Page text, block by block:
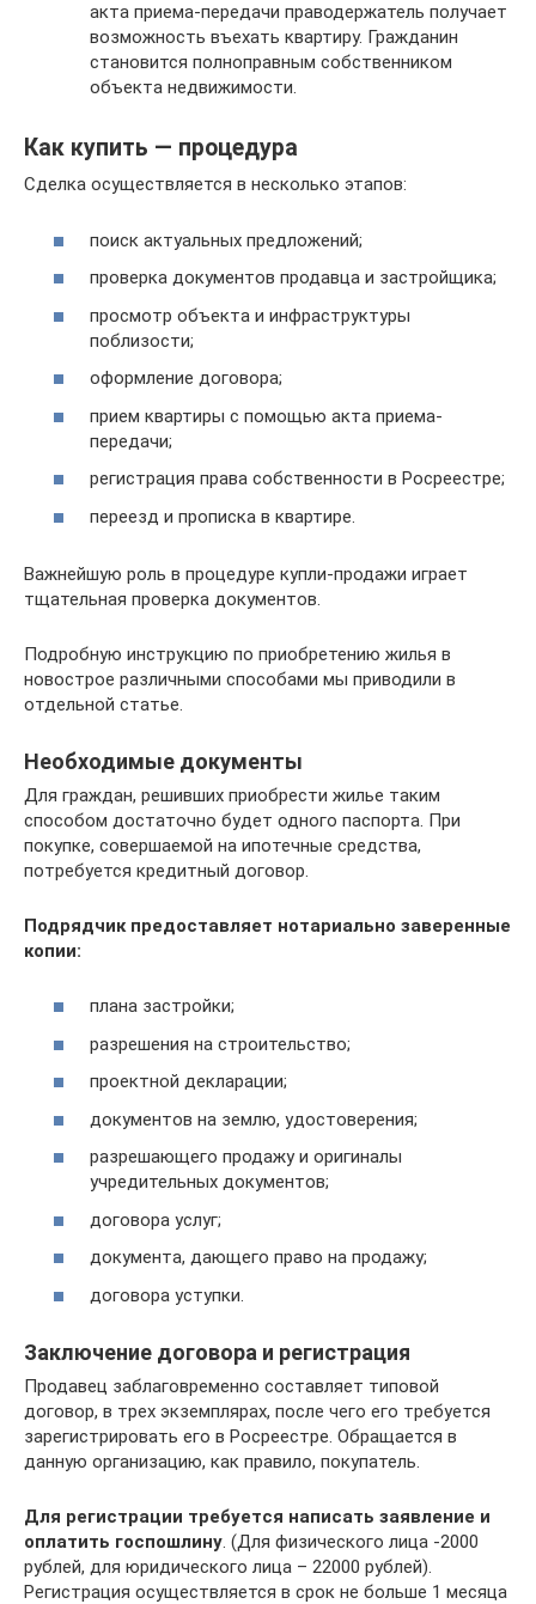
акта приема-передачи праводержатель получает
возможность въехать квартиру. Гражданин
становится полноправным собственником
объекта недвижимости.
Как купить — процедура
Сделка осуществляется в несколько этапов:
поиск актуальных предложений;
проверка документов продавца и застройщика;
просмотр объекта и инфраструктуры
поблизости;
оформление договора;
прием квартиры с помощью акта приема-
передачи;
регистрация права собственности в Росреестре;
переезд и прописка в квартире.
Важнейшую роль в процедуре купли-продажи играет
тщательная проверка документов.
Подробную инструкцию по приобретению жилья в
новострое различными способами мы приводили в
отдельной статье.
Необходимые документы
Для граждан, решивших приобрести жилье таким
способом достаточно будет одного паспорта. При
покупке, совершаемой на ипотечные средства,
потребуется кредитный договор.
Подрядчик предоставляет нотариально заверенные
копии:
плана застройки;
разрешения на строительство;
проектной декларации;
документов на землю, удостоверения;
разрешающего продажу и оригиналы
учредительных документов;
договора услуг;
документа, дающего право на продажу;
договора уступки.
Заключение договора и регистрация
Продавец заблаговременно составляет типовой
договор, в трех экземплярах, после чего его требуется
зарегистрировать его в Росреестре. Обращается в
данную организацию, как правило, покупатель.
Для регистрации требуется написать заявление и
оплатить госпошлину . (Для физического лица -2000
рублей, для юридического лица – 22000 рублей).
Регистрация осуществляется в срок не больше 1 месяца